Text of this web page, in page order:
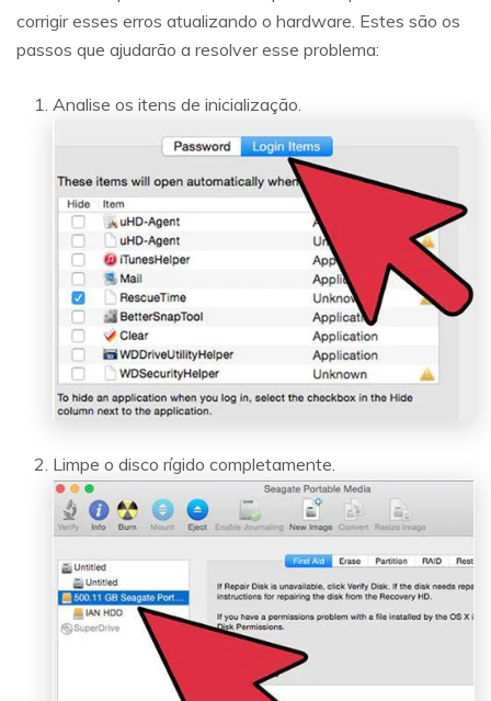
Reparo de fotos com IA
Repare suas fotos, melhore a qualidade e restaure
momentos preciosos com uma solução baseada em
Vamos lá
Teste Online
corrigir esses erros atualizando o hardware. Estes são os
passos que ajudarão a resolver esse problema:
Analise os itens de inicialização.
Limpe o disco rígido completamente.